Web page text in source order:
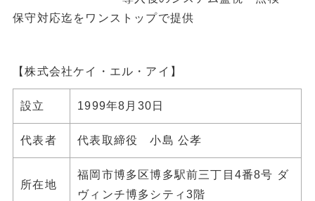
保守対応迄をワンストップで提供
【株式会社ケイ・エル・アイ】
設立 1999年8月30日
代表者 代表取締役 小島 公孝
所在地
福岡市博多区博多駅前三丁目4番8号 ダ
ヴィンチ博多シティ3階